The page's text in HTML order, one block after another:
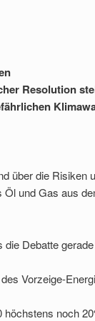
Resolution
über die Risiken
und Gas aus
Debatte
Vorzeige-
noch